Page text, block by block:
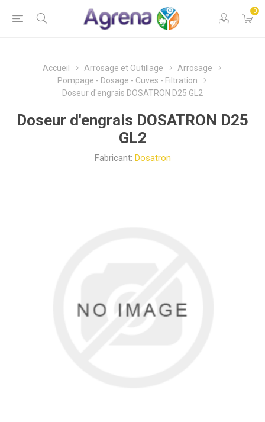
0
Accueil Arrosage et Outillage
Arrosage
Pompage - Dosage - Cuves - Filtration
Doseur d'engrais DOSATRON D25 GL2
Doseur d'engrais DOSATRON D25
GL2
Fabricant: Dosatron